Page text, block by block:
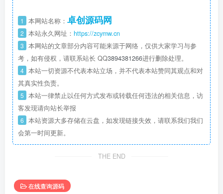
1 本网站名称： 卓创源码网
2 本站永久网址： https://zcymw.cn
3 本网站的文章部分内容可能来源于网络，仅供大家学习与参
考，如有侵权，请联系站长 QQ3894381266进行删除处理。
4 本站一切资源不代表本站立场，并不代表本站赞同其观点和对
其真实性负责。
5 本站一律禁止以任何方式发布或转载任何违法的相关信息，访
客发现请向站长举报
6 本站资源大多存储在云盘，如发现链接失效，请联系我们我们
会第一时间更新。
THE END
在线查询源码